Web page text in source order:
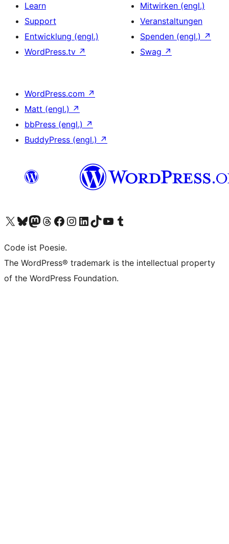
Learn
Support
Entwicklung (engl.)
WordPress.tv ↗
Mitwirken (engl.)
Veranstaltungen
Spenden (engl.) ↗
Swag ↗
WordPress.com ↗
Matt (engl.) ↗
bbPress (engl.) ↗
BuddyPress (engl.) ↗
Unser X-Konto (früher Twitter) besuchen
Unser Bluesky-Konto besuchen
Unser Mastodon-Konto besuchen
Unser Threads-Konto besuchen
Unsere Facebook-Seite besuchen
Unser Instagram-Konto besuchen
Unser LinkedIn-Konto besuchen
Unser TikTok-Konto besuchen
Unseren YouTube-Kanal besuchen
Unser Tumblr-Konto besuchen
Code ist Poesie.
The WordPress® trademark is the intellectual property
of the WordPress Foundation.